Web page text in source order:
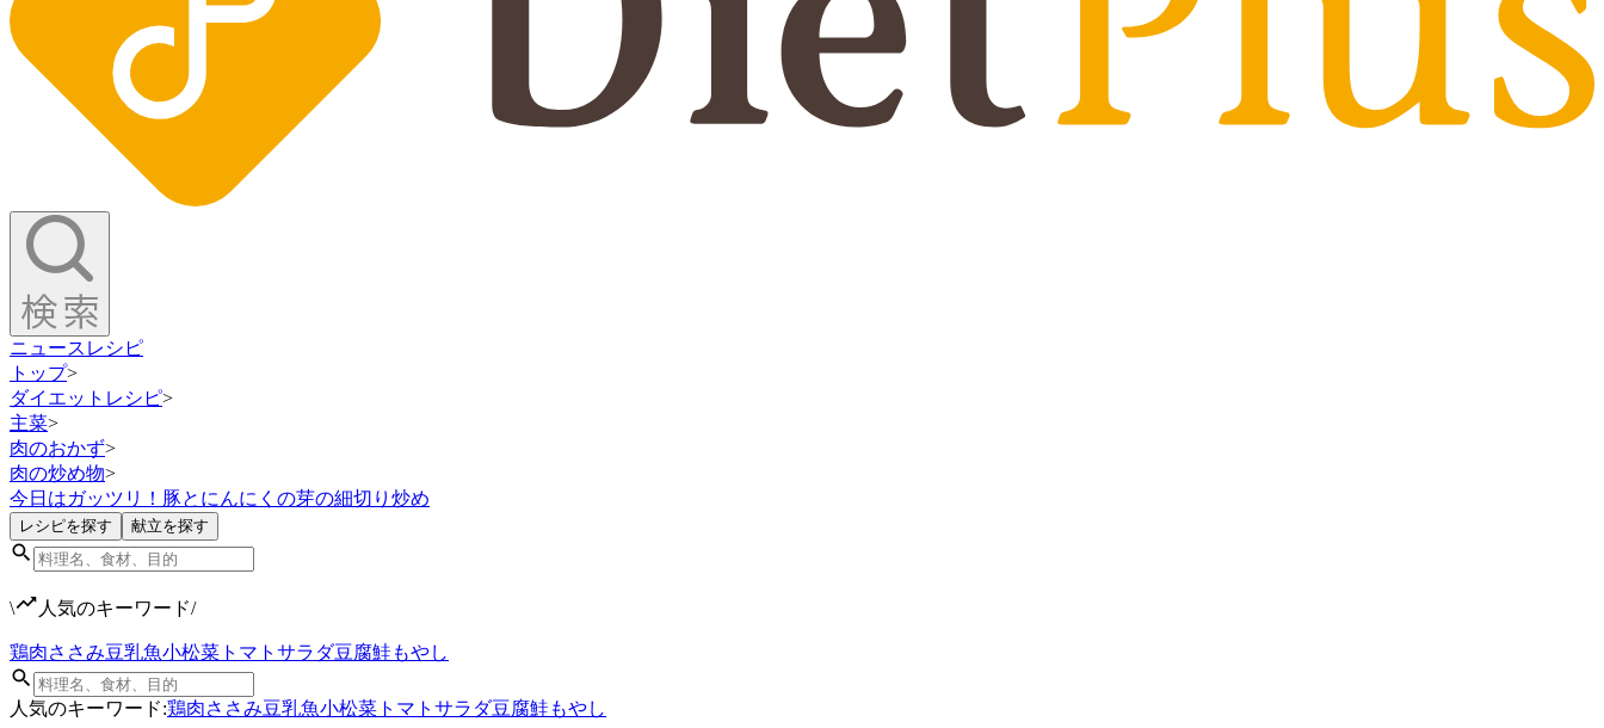
ニュース レシピ
トップ>
ダイエットレシピ>
主菜>
肉のおかず>
肉の炒め物>
今日はガッツリ！豚とにんにくの芽の細切り炒め
レシピを探す 献立を探す
\ 人気のキーワード/
鶏肉ささみ豆乳魚小松菜 トマト サラダ豆腐鮭 もやし
人気のキーワード:鶏肉ささみ豆乳魚小松菜 トマト サラダ豆腐鮭 もやし